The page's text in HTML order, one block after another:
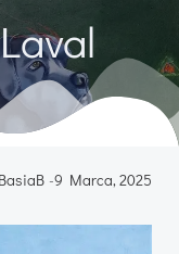
BasiaB -9 Marca, 2025